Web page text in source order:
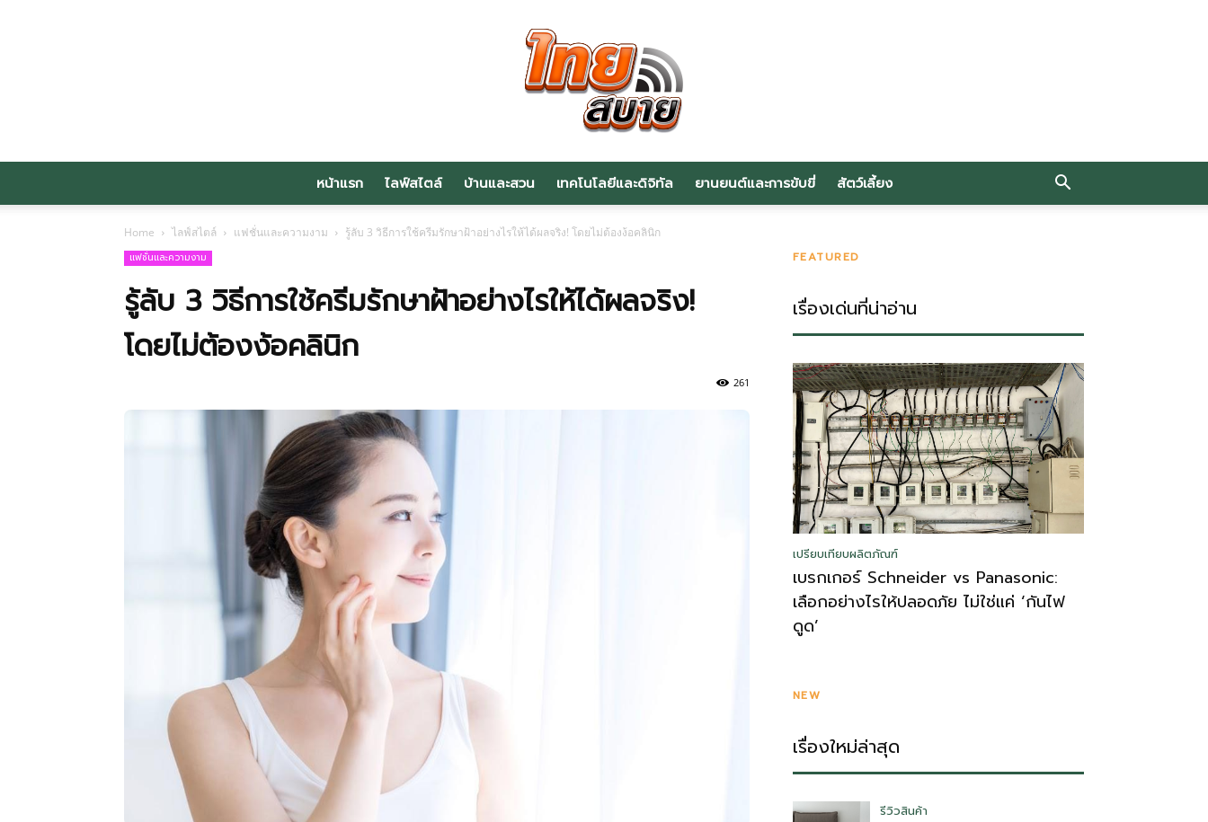
หน้าแรก ไลฟ์สไตล์ บ้านและสวน เทคโนโลยีและดิจิทัล ยานยนต์และการขับขี่ สัตว์เลี้ยง
Home ไลฟ์สไตล์ แฟชั่นและความงาม รู้ลับ 3 วิธีการใช้ครีมรักษาฝ้าอย่างไรให้ได้ผลจริง! โดยไม่ต้องง้อคลินิก
แฟชั่นและความงาม
รู้ลับ 3 วิธีการใช้ครีมรักษาฝ้าอย่างไรให้ได้ผลจริง!
โดยไม่ต้องง้อคลินิก
261
FEATURED
เรื่องเด่นที่น่าอ่าน
เปรียบเทียบผลิตภัณฑ์
เบรกเกอร์ Schneider vs Panasonic:
เลือกอย่างไรให้ปลอดภัย ไม่ใช่แค่ ‘กันไฟ
ดูด’
NEW
เรื่องใหม่ล่าสุด
รีวิวสินค้า